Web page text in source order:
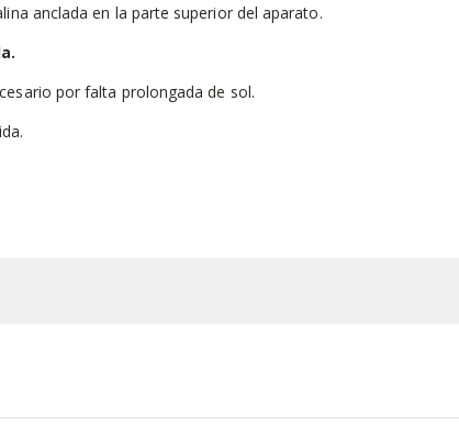
anclada en la parte superior del aparato.
por falta prolongada de sol.